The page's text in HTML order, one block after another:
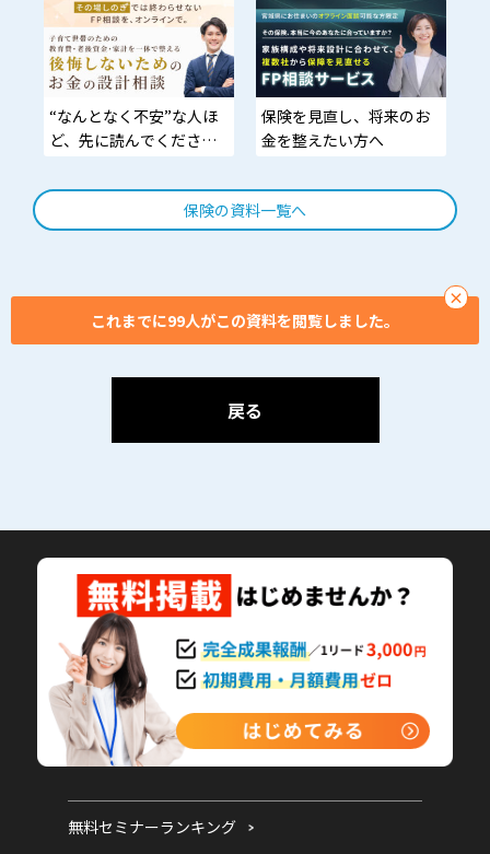
る。
“なんとなく不安”な人ほ
ど、先に読んでくださ
生命保険の見直しだけで
は、あなたのお金の不安
FPがオンラインでまるご
と整理。今の不安を、こ
保険を見直し、将来のお
金を整えたい方へ
保険の資料一覧へ
×
これまでに99人がこの資料を閲覧しました。
戻る
無料セミナーランキング